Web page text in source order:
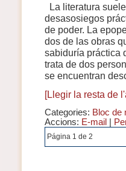
La literatura
desasosiegos
de poder. La
dos de las obras
sabiduría práctica
trata de dos
se encuentran
[Llegir la resta de
Categories: Bloc de
Accions: E-mail|
Página 1 de 2